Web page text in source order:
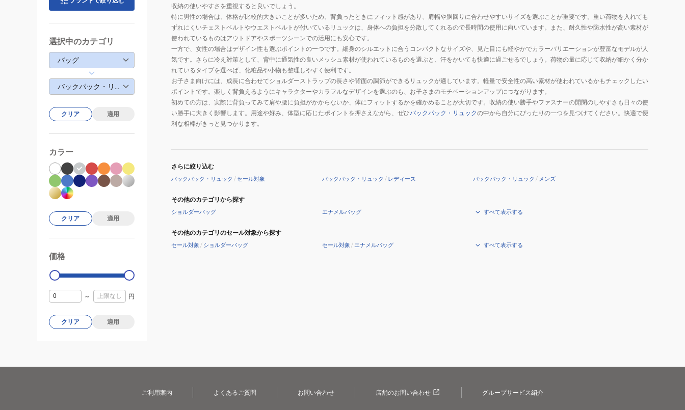
収納の使いやすさを重視すると良いでしょう。
特に男性の場合は、体格が比較的大きいことが多いため、背負ったときにフィット感があり、肩幅や胴回りに合わせやすいサイズを選ぶことが重要です。重い荷物を入れても
ずれにくいチェストベルトやウエストベルトが付いているリュックは、身体への負担を分散してくれるので長時間の使用に向いています。また、耐久性や防水性が高い素材が
使われているものはアウトドアやスポーツシーンでの活用にも安心です。
一方で、女性の場合はデザイン性も選ぶポイントの一つです。細身のシルエットに合うコンパクトなサイズや、見た目にも軽やかでカラーバリエーションが豊富なモデルが人
気です。さらに冷え対策として、背中に通気性の良いメッシュ素材が使われているものを選ぶと、汗をかいても快適に過ごせるでしょう。荷物の量に応じて収納が細かく分か
れているタイプを選べば、化粧品や小物も整理しやすく便利です。
お子さま向けには、成長に合わせてショルダーストラップの長さや背面の調節ができるリュックが適しています。軽量で安全性の高い素材が使われているかもチェックしたい
ポイントです。楽しく背負えるようにキャラクターやカラフルなデザインを選ぶのも、お子さまのモチベーションアップにつながります。
初めての方は、実際に背負ってみて肩や腰に負担がかからないか、体にフィットするかを確かめることが大切です。収納の使い勝手やファスナーの開閉のしやすさも日々の使
い勝手に大きく影響します。用途や好み、体型に応じたポイントを押さえながら、ぜひバックパック・リュックの中から自分にぴったりの一つを見つけてください。快適で便
利な相棒がきっと見つかります。
さらに絞り込む
バックパック・リュック /セール対象 バックパック・リュック / レディース バックパック・リュック / メンズ
その他のカテゴリから探す
ショルダーバッグ エナメルバッグ すべて表示する
その他のカテゴリのセール対象から探す
セール対象 / ショルダーバッグ セール対象 /エナメルバッグ すべて表示する
選択中のカテゴリ
バッグ
バックパック・リュック
クリア 適用
カラー
クリア 適用
価格
0
～ 円
クリア 適用
ご利用案内 よくあるご質問 お問い合わせ 店舗のお問い合わせ グループサービス紹介